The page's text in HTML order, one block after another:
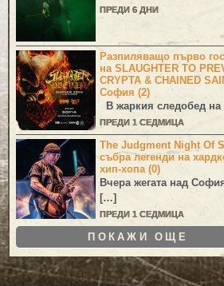
ПРЕДИ 6 ДНИ
Разпиляващо първо
на SLAUGHTER TO
CRYPTA & CHAINED
София (2)
В жаркия следобед
ПРЕДИ 1 СЕДМИЦА
The Judgment Night Of
събра легенди на
хип-хопа (0)
Вчера жегата над
[…]
ПРЕДИ 1 СЕДМИЦА
ПОКАЖИ ОЩЕ